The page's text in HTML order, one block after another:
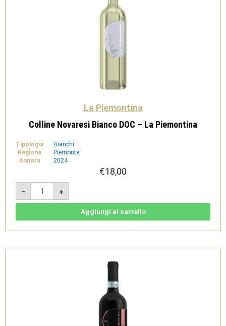
La Piemontina
Colline Novaresi Bianco DOC – La Piemontina
Tipologia
Bianchi
Regione
Piemonte
Annata
2024
€18,00
-
Colline
Novaresi
Bianco
DOC
quantità
+
Aggiungi al carrello